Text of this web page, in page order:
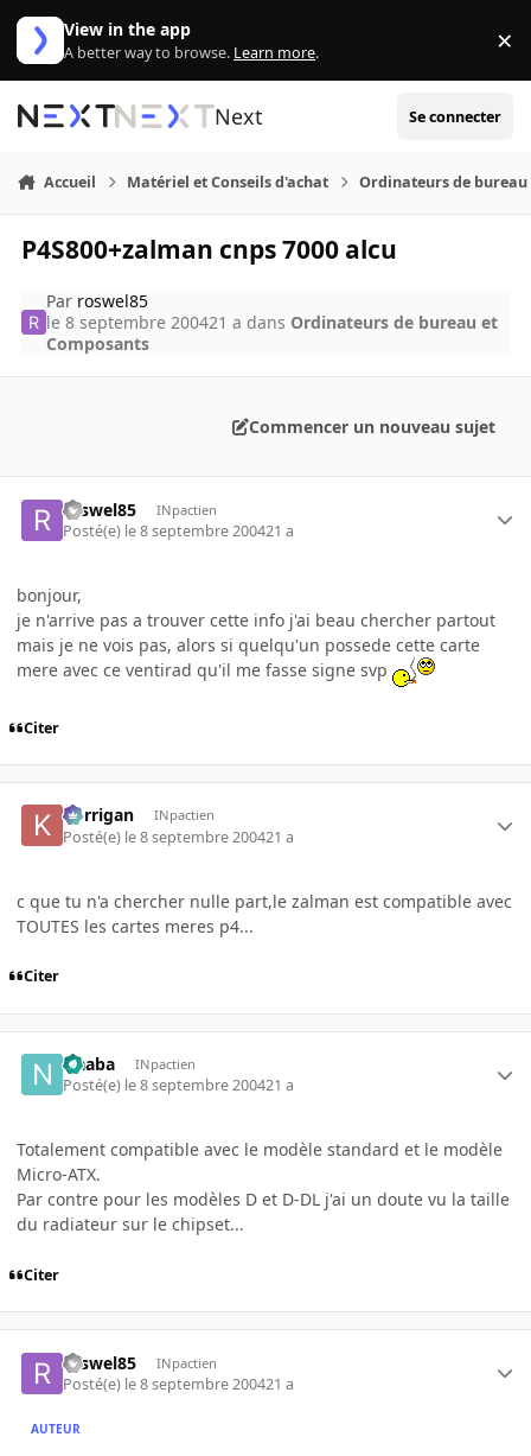
Aller au contenu
View in the app
A better way to browse. Learn more. ×
Next Se connecter
Accueil Matériel et Conseils d'achat Ordinateurs de bureau
P4S800+zalman cnps 7000 alcu
Par roswel85
le 8 septembre 200421 a dans Ordinateurs de bureau et
Composants
Commencer un nouveau sujet
roswel85 INpactien
Posté(e) le 8 septembre 200421 a
bonjour,
je n'arrive pas a trouver cette info j'ai beau chercher partout
mais je ne vois pas, alors si quelqu'un possede cette carte
mere avec ce ventirad qu'il me fasse signe svp
Citer
korrigan INpactien
Posté(e) le 8 septembre 200421 a
c que tu n'a chercher nulle part,le zalman est compatible avec
TOUTES les cartes meres p4...
Citer
Naaba INpactien
Posté(e) le 8 septembre 200421 a
Totalement compatible avec le modèle standard et le modèle
Micro-ATX.
Par contre pour les modèles D et D-DL j'ai un doute vu la taille
du radiateur sur le chipset...
Citer
roswel85 INpactien
Posté(e) le 8 septembre 200421 a
AUTEUR